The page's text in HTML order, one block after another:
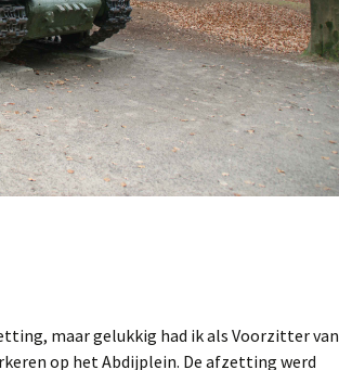
maar gelukkig had ik als Voorzitter van
op het Abdijplein. De afzetting werd